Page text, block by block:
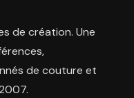
de création. Une
de couture et